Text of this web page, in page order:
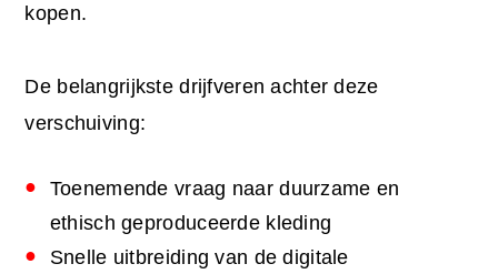
kopen.
De belangrijkste drijfveren achter deze
verschuiving:
Toenemende vraag naar duurzame en
ethisch geproduceerde kleding
Snelle uitbreiding van de digitale